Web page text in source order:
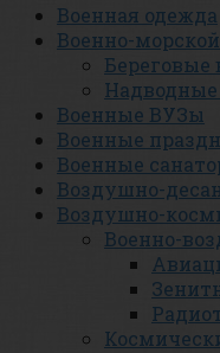
Военная одежда
Военно-
Береговые
Военные ВУЗы
Военные
Военные
Воздушно-
Воздушно-
Военно-